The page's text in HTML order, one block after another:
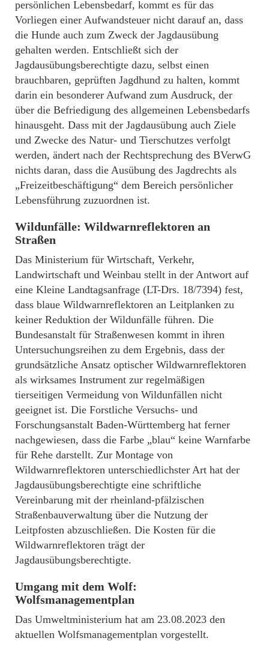
persönlichen Lebensbedarf, kommt es für das
Vorliegen einer Aufwandsteuer nicht darauf an, dass
die Hunde auch zum Zweck der Jagdausübung
gehalten werden. Entschließt sich der
Jagdausübungsberechtigte dazu, selbst einen
brauchbaren, geprüften Jagdhund zu halten, kommt
darin ein besonderer Aufwand zum Ausdruck, der
über die Befriedigung des allgemeinen Lebensbedarfs
hinausgeht. Dass mit der Jagdausübung auch Ziele
und Zwecke des Natur- und Tierschutzes verfolgt
werden, ändert nach der Rechtsprechung des BVerwG
nichts daran, dass die Ausübung des Jagdrechts als
„Freizeitbeschäftigung“ dem Bereich persönlicher
Lebensführung zuzuordnen ist.
Wildunfälle: Wildwarnreflektoren an
Straßen
Das Ministerium für Wirtschaft, Verkehr,
Landwirtschaft und Weinbau stellt in der Antwort auf
eine Kleine Landtagsanfrage (LT-Drs. 18/7394) fest,
dass blaue Wildwarnreflektoren an Leitplanken zu
keiner Reduktion der Wildunfälle führen. Die
Bundesanstalt für Straßenwesen kommt in ihren
Untersuchungsreihen zu dem Ergebnis, dass der
grundsätzliche Ansatz optischer Wildwarnreflektoren
als wirksames Instrument zur regelmäßigen
tierseitigen Vermeidung von Wildunfällen nicht
geeignet ist. Die Forstliche Versuchs- und
Forschungsanstalt Baden-Württemberg hat ferner
nachgewiesen, dass die Farbe „blau“ keine Warnfarbe
für Rehe darstellt. Zur Montage von
Wildwarnreflektoren unterschiedlichster Art hat der
Jagdausübungsberechtigte eine schriftliche
Vereinbarung mit der rheinland-pfälzischen
Straßenbauverwaltung über die Nutzung der
Leitpfosten abzuschließen. Die Kosten für die
Wildwarnreflektoren trägt der
Jagdausübungsberechtigte.
Umgang mit dem Wolf:
Wolfsmanagementplan
Das Umweltministerium hat am 23.08.2023 den
aktuellen Wolfsmanagementplan vorgestellt.